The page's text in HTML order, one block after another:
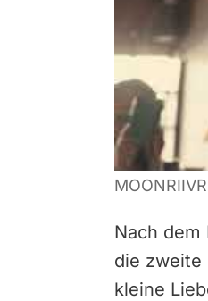
Nach dem
die zweite
kleine